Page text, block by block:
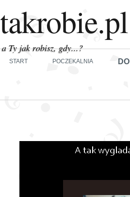
takrobie.pl
a Ty jak robisz, gdy...?
START POCZEKALNIA